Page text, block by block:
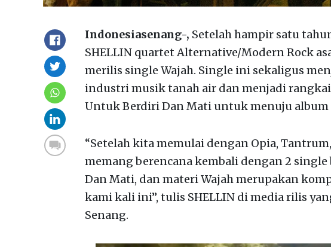
Indonesiasenang-, Setelah hampir satu
SHELLIN quartet Alternative/Modern Rock
merilis single Wajah. Single ini sekaligus
industri musik tanah air dan menjadi
Untuk Berdiri Dan Mati untuk menuju album
“Setelah kita memulai dengan Opia,
memang berencana kembali dengan 2
Dan Mati, dan materi Wajah merupakan
kami kali ini”, tulis SHELLIN di media rilis
Senang.